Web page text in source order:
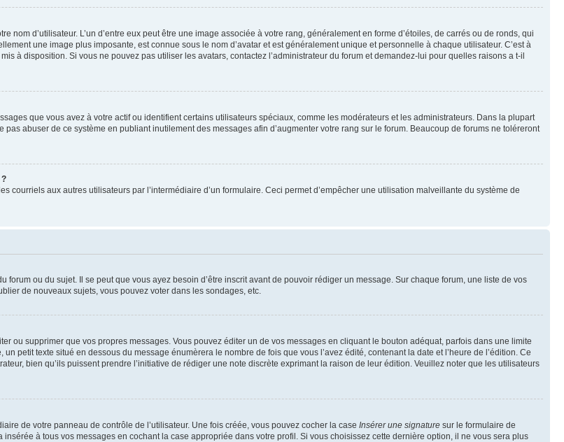
d’utilisateur. L’un d’entre eux peut être une image associée à votre rang, généralement en forme d’étoiles, de carrés ou de ronds, qui
une image plus imposante, est connue sous le nom d’avatar et est généralement unique et personnelle à chaque utilisateur. C’est à
à disposition. Si vous ne pouvez pas utiliser les avatars, contactez l’administrateur du forum et demandez-lui pour quelles raisons a t-il
que vous avez à votre actif ou identifient certains utilisateurs spéciaux, comme les modérateurs et les administrateurs. Dans la plupart
abuser de ce système en publiant inutilement des messages afin d’augmenter votre rang sur le forum. Beaucoup de forums ne toléreront
?
courriels aux autres utilisateurs par l’intermédiaire d’un formulaire. Ceci permet d’empêcher une utilisation malveillante du système de
ou du sujet. Il se peut que vous ayez besoin d’être inscrit avant de pouvoir rédiger un message. Sur chaque forum, une liste de vos
de nouveaux sujets, vous pouvez voter dans les sondages, etc.
ou supprimer que vos propres messages. Vous pouvez éditer un de vos messages en cliquant le bouton adéquat, parfois dans une limite
petit texte situé en dessous du message énumèrera le nombre de fois que vous l’avez édité, contenant la date et l’heure de l’édition. Ce
bien qu’ils puissent prendre l’initiative de rédiger une note discrète exprimant la raison de leur édition. Veuillez noter que les utilisateurs
de votre panneau de contrôle de l’utilisateur. Une fois créée, vous pouvez cocher la case Insérer une signature sur le formulaire de
à tous vos messages en cochant la case appropriée dans votre profil. Si vous choisissez cette dernière option, il ne vous sera plus